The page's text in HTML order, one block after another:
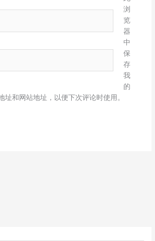
浏
览
器
中
保
存
我
的
址和网站地址，以便下次评论时使用。